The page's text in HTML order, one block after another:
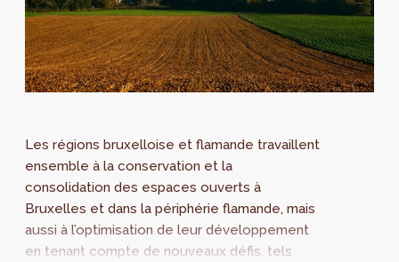
Les régions bruxelloise et flamande travaillent
ensemble à la conservation et la
consolidation des espaces ouverts à
Bruxelles et dans la périphérie flamande, mais
aussi à l’optimisation de leur développement
en tenant compte de nouveaux défis, tels